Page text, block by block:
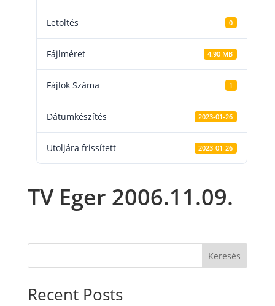
Letöltés 0
Fájlméret 4.90 MB
Fájlok Száma 1
Dátumkészítés 2023-01-26
Utoljára frissített 2023-01-26
TV Eger 2006.11.09.
Keresés
Recent Posts